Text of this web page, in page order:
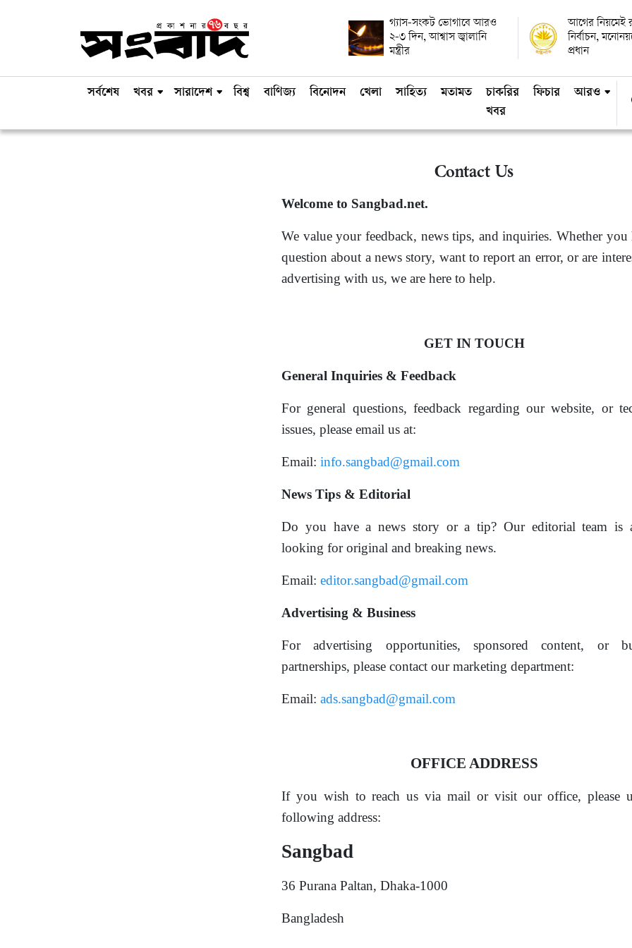
গ্যাস-সংকট ভোগাবে আরও
২-৩ দিন, আশ্বাস জ্বালানি
মন্ত্রীর
আগের নিয়মেই
নির্বাচন,
প্রধান
সর্বশেষ খবর সারাদেশ বিশ্ব বাণিজ্য বিনোদন খেলা সাহিত্য মতামত
চাকরির
খবর
ফিচার আরও
Contact Us
Welcome to Sangbad.net.
We value your feedback, news tips, and inquiries. Whether you
question about a news story, want to report an error, or are
advertising with us, we are here to help.
GET IN TOUCH
General Inquiries & Feedback
For general questions, feedback regarding our website, or
issues, please email us at:
Email: info.sangbad@gmail.com
News Tips & Editorial
Do you have a news story or a tip? Our editorial team is
looking for original and breaking news.
Email: editor.sangbad@gmail.com
Advertising & Business
For advertising opportunities, sponsored content, or
partnerships, please contact our marketing department:
Email: ads.sangbad@gmail.com
OFFICE ADDRESS
If you wish to reach us via mail or visit our office, please
following address:
Sangbad
36 Purana Paltan, Dhaka-1000
Bangladesh